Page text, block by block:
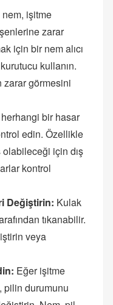
nem, işitme
zarar
için bir nem alıcı
kullanın.
görmesini
herhangi bir hasar
edin. Özellikle
olabileceği için dış
kontrol
Değiştirin: Kulak
tıkanabilir.
veya
Eğer işitme
pilin durumunu